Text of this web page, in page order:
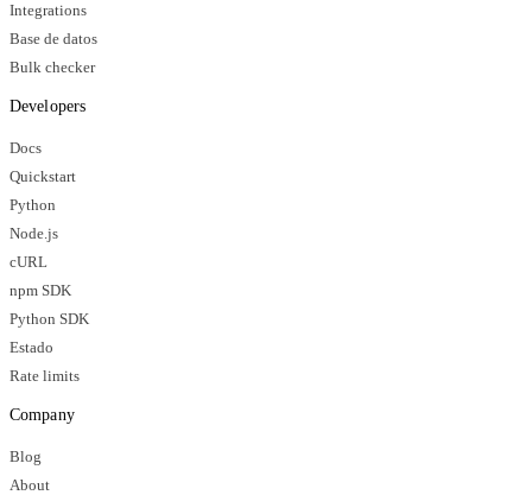
Integrations
Base de datos
Bulk checker
Developers
Docs
Quickstart
Python
Node.js
cURL
npm SDK
Python SDK
Estado
Rate limits
Company
Blog
About